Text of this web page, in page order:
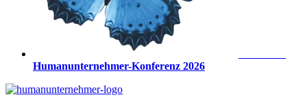
Humanunternehmer-Konferenz 2026